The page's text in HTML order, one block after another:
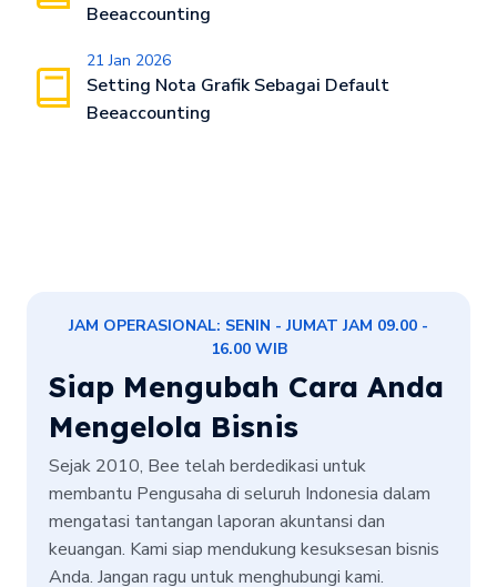
Beeaccounting
21 Jan 2026
Setting Nota Grafik Sebagai Default
Beeaccounting
JAM OPERASIONAL: SENIN - JUMAT JAM 09.00 -
16.00 WIB
Siap Mengubah Cara Anda
Mengelola Bisnis
Sejak 2010, Bee telah berdedikasi untuk
membantu Pengusaha di seluruh Indonesia dalam
mengatasi tantangan laporan akuntansi dan
keuangan. Kami siap mendukung kesuksesan bisnis
Anda. Jangan ragu untuk menghubungi kami.